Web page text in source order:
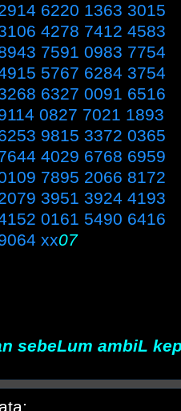
6220 1363 3015
4278 7412 4583
7591 0983 7754
5767 6284 3754
6327 0091 6516
0827 7021 1893
9815 3372 0365
4029 6768 6959
7895 2066 8172
3951 3924 4193
0161 5490 6416
xx07
sebeLum ambiL